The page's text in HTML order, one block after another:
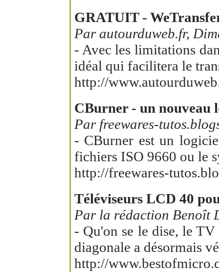
GRATUIT -
Par autourduweb.fr,
- Avec les limitations
idéal qui facilitera le
http://
CBurner - un nouveau
Par freewares-
- CBurner est un
fichiers ISO 9660 ou le
http://freewares-
Téléviseurs LCD 40
Par la rédaction Benoît
- Qu'on se le dise, le
diagonale a désormais
http://